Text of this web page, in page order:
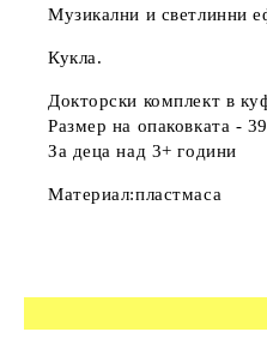
Музикални и светлинни
Кукла.
Докторски комплект в
Размер на опаковката -
За деца над 3+ години
Материал:пластмаса